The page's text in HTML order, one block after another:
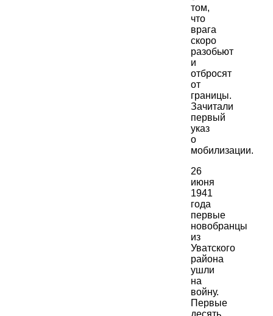
том,
что
врага
скоро
разобьют
и
отбросят
от
границы.
Зачитали
первый
указ
о
мобилизации.
26
июня
1941
года
первые
новобранцы
из
Уватского
района
ушли
на
войну.
Первые
десять.